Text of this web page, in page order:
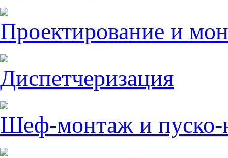
Проектирование и
Диспетчеризация
Шеф-монтаж и пуско-